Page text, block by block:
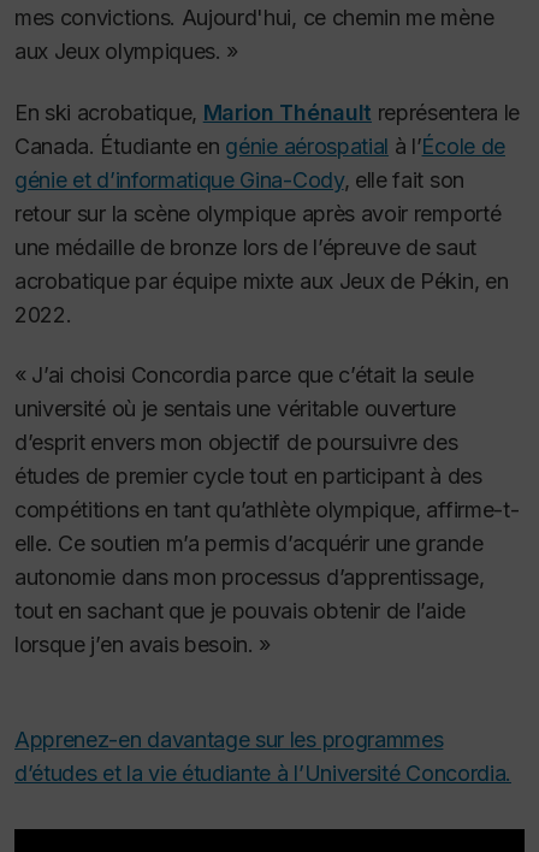
mes convictions. Aujourd'hui, ce chemin me mène
aux Jeux olympiques. »
En ski acrobatique, Marion Thénault représentera le
Canada. Étudiante en génie aérospatial à l’École de
génie et d’informatique Gina-Cody, elle fait son
retour sur la scène olympique après avoir remporté
une médaille de bronze lors de l’épreuve de saut
acrobatique par équipe mixte aux Jeux de Pékin, en
2022.
« J’ai choisi Concordia parce que c’était la seule
université où je sentais une véritable ouverture
d’esprit envers mon objectif de poursuivre des
études de premier cycle tout en participant à des
compétitions en tant qu’athlète olympique, affirme-t-
elle. Ce soutien m’a permis d’acquérir une grande
autonomie dans mon processus d’apprentissage,
tout en sachant que je pouvais obtenir de l’aide
lorsque j’en avais besoin. »
Apprenez-en davantage sur les programmes
d’études et la vie étudiante à l’Université Concordia.